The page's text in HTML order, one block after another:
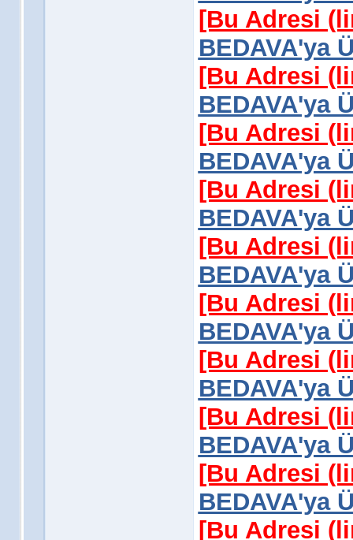
[Bu Adresi
BEDAVA'ya
[Bu Adresi
BEDAVA'ya
[Bu Adresi
BEDAVA'ya
[Bu Adresi
BEDAVA'ya
[Bu Adresi
BEDAVA'ya
[Bu Adresi
BEDAVA'ya
[Bu Adresi
BEDAVA'ya
[Bu Adresi
BEDAVA'ya
[Bu Adresi
BEDAVA'ya
[Bu Adresi